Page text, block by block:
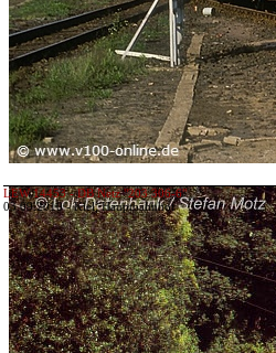
LEW 14453 - DB Netz "203 306-6"
03.09.2010 - Kiel, Hauptbahnhof